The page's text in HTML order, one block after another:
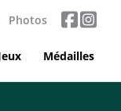
Photos
Médailles